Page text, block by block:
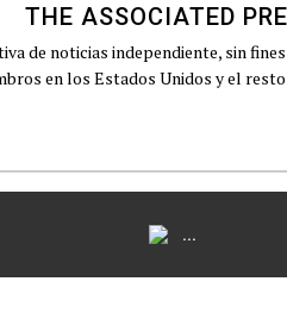
THE ASSOCIATED
de noticias independiente, sin
en los Estados Unidos y el
...